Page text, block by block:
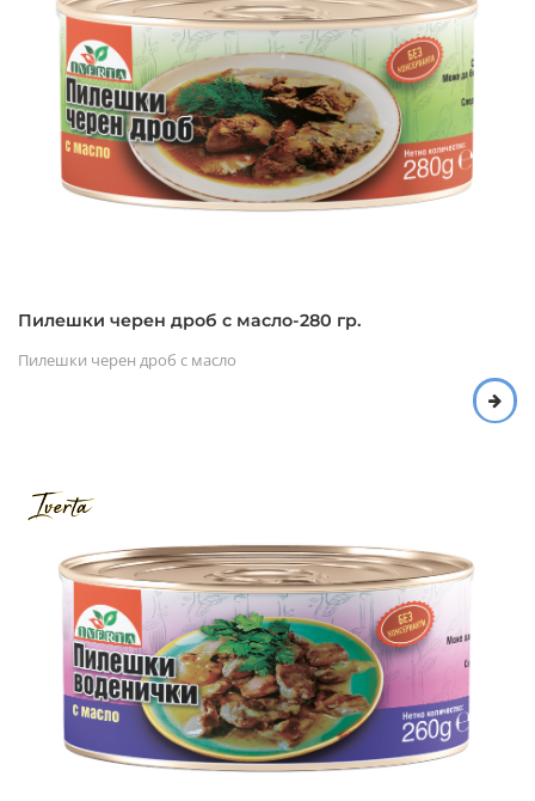
Пилешки черен дроб с масло-280 гр.
Пилешки черен дроб с масло